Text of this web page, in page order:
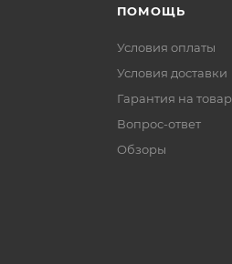
ПОМОЩЬ
Условия оплаты
Условия доставки
Гарантия на товар
Вопрос-ответ
Обзоры